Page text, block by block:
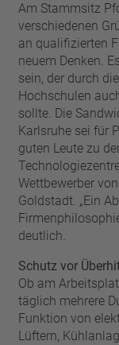
Am Stammsitz
verschiedenen
an qualifizierten
neuem Denken.
sein, der durch
Hochschulen
sollte. Die
Karlsruhe sei für
guten Leute zu
Wettbewerber
Goldstadt. „Ein
deutlich.
Schutz vor
Ob am
täglich mehrere
Funktion von
Lüftern,